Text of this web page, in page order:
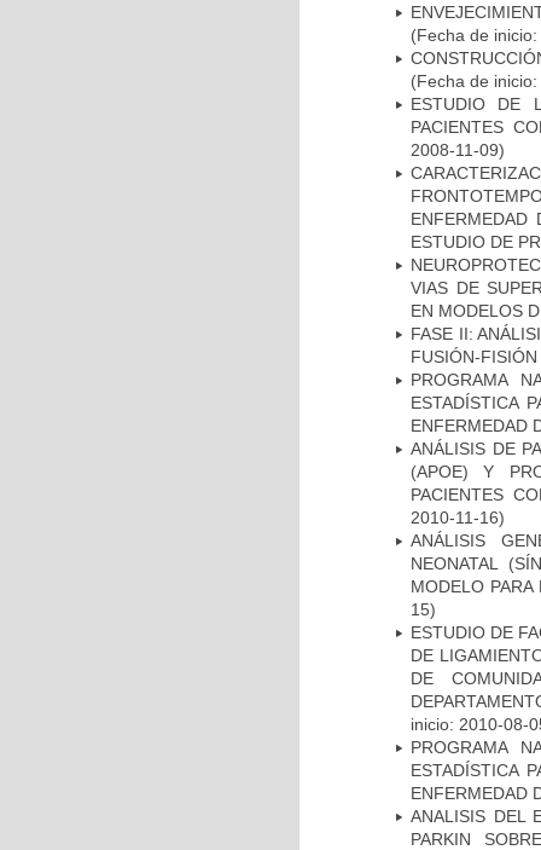
(Fecha de
(Fecha de
ESTUDIO DE
PACIENTES
2008-11-09)
ENFERMEDAD
ESTUDIO DE
VIAS DE
EN MODELOS
FASE II:
FUSIÓN-
PROGRAMA
ESTADÍSTICA
ENFERMEDAD
ANÁLISIS DE
(APOE) Y
PACIENTES
2010-11-16)
ANÁLISIS
NEONATAL
MODELO
15)
ESTUDIO DE
DE
DE
inicio: 2010-08-
PROGRAMA
ESTADÍSTICA
ENFERMEDAD
ANALISIS DEL
PARKIN